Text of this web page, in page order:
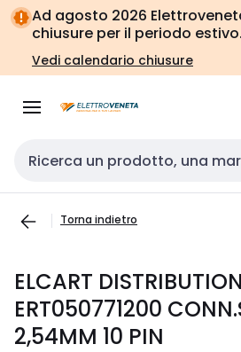
Vai alla
navigazione
Vai
alla
pagina
Ad agosto 2026
chiusure per il periodo estivo.
Vedi calendario chiusure
Cerca input
Torna indietro
ELCART
ERT050771200
2,54MM 10 PIN